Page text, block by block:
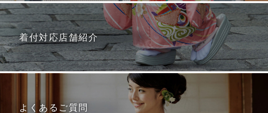
着付対応店舗紹介
よくあるご質問